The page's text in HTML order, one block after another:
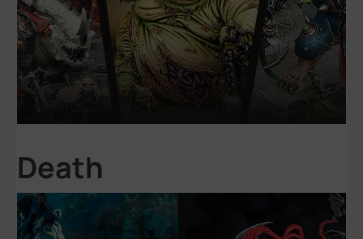
Death